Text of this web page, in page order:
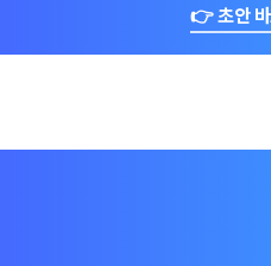
👉 초안 바